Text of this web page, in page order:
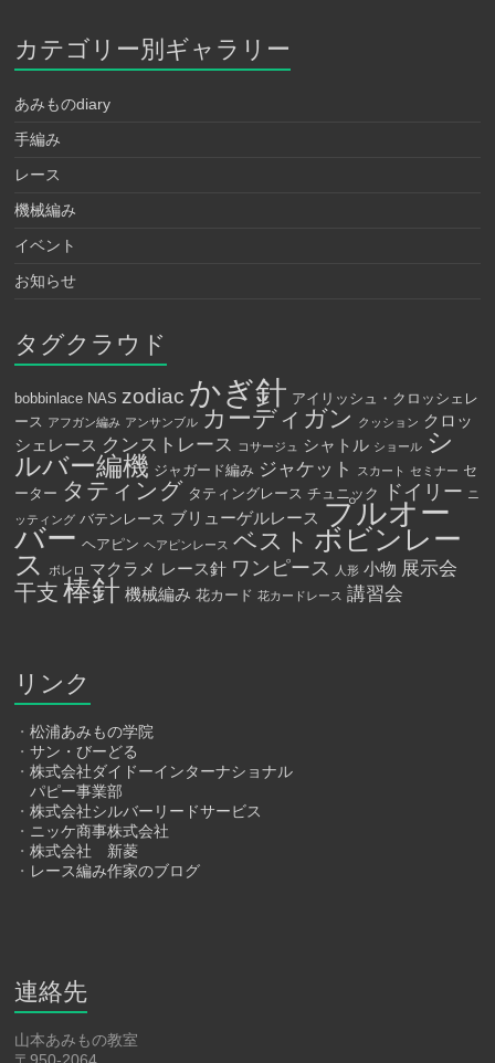
カテゴリー別ギャラリー
あみものdiary
手編み
レース
機械編み
イベント
お知らせ
タグクラウド
bobbinlace NAS zodiac かぎ針 アイリッシュ・クロッシェレ
ース アフガン編み アンサンブル カーディガン クッション クロッ
シェレース クンストレース コサージュ シャトル ショール シ
ルバー編機 ジャガード編み ジャケット スカート セミナー セ
ーター タティング タティングレース チュニック ドイリー ニ
ッティング バテンレース ブリューゲルレース プルオー
バー ヘアピン ヘアピンレース ベスト ボビンレー
ス ボレロ マクラメ レース針 ワンピース 人形 小物 展示会
干支 棒針 機械編み 花カード 花カードレース 講習会
リンク
・松浦あみもの学院
・サン・びーどる
・株式会社ダイドーインターナショナル
パピー事業部
・株式会社シルバーリードサービス
・ ニッケ商事株式会社
・株式会社 新菱
・ レース編み作家のブログ
連絡先
山本あみもの教室
〒950-2064